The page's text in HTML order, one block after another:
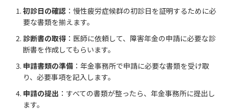
初診日の確認 ：慢性疲労症候群の初診日を証明するために必
要な書類を揃えます。
診断書の取得：医師に依頼して、障害年金の申請に必要な診
断書を作成してもらいます。
申請書類の準備：年金事務所で申請に必要な書類を受け取
り、必要事項を記入します。
申請の提出 ：すべての書類が整ったら、年金事務所に提出し
ます。